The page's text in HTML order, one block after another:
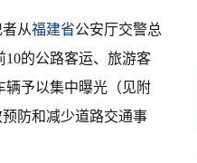
从福建省公安厅交警总
的公路客运、旅游客
辆予以集中曝光（见附
防和减少道路交通事